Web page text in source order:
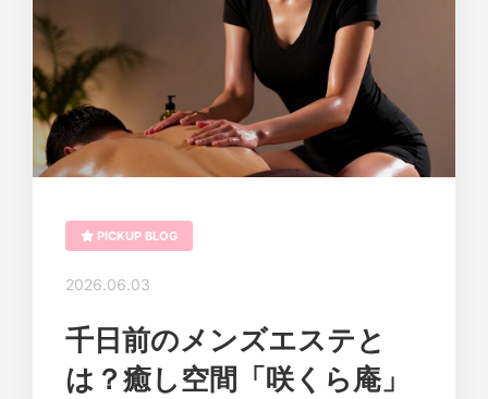
PICKUP BLOG
2026.06.03
千日前のメンズエステと
は？癒し空間「咲くら庵」